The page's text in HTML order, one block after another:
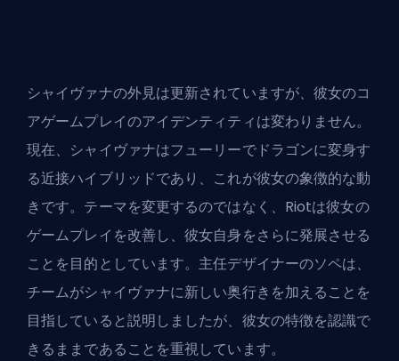
シャイヴァナの外見は更新されていますが、彼女のコ
アゲームプレイのアイデンティティは変わりません。
現在、シャイヴァナはフューリーでドラゴンに変身す
る近接ハイブリッドであり、これが彼女の象徴的な動
きです。テーマを変更するのではなく、Riotは彼女の
ゲームプレイを改善し、彼女自身をさらに発展させる
ことを目的としています。主任デザイナーのソペは、
チームがシャイヴァナに新しい奥行きを加えることを
目指していると説明しましたが、彼女の特徴を認識で
きるままであることを重視しています。